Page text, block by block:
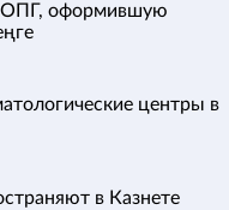
ОПГ, оформившую
центры в
в Казнете